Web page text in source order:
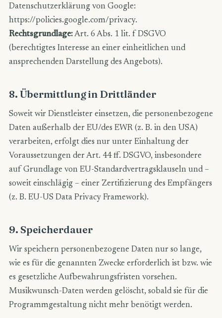
Datenschutzerklärung von Google:
https://policies.google.com/privacy.
Rechtsgrundlage:Art. 6 Abs. 1 lit. f DSGVO
(berechtigtes Interesse an einer einheitlichen und
ansprechenden Darstellung des Angebots).
8. Übermittlung in Drittländer
Soweit wir Dienstleister einsetzen, die personenbezogene
Daten außerhalb der EU/des EWR (z. B. in den USA)
verarbeiten, erfolgt dies nur unter Einhaltung der
Voraussetzungen der Art. 44 ff. DSGVO, insbesondere
auf Grundlage von EU-Standardvertragsklauseln und –
soweit einschlägig – einer Zertifizierung des Empfängers
(z. B. EU-US Data Privacy Framework).
9. Speicherdauer
Wir speichern personenbezogene Daten nur so lange,
wie es für die genannten Zwecke erforderlich ist bzw. wie
es gesetzliche Aufbewahrungsfristen vorsehen.
Musikwunsch-Daten werden gelöscht, sobald sie für die
Programmgestaltung nicht mehr benötigt werden.